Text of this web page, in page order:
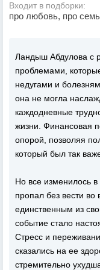
Входит в подборки:
про любовь, про
Ландыш Абдулова с
проблемами,
недугами и
она не могла
каждодневные
жизни. Финансовая
опорой, позволяя
который был так
Но все изменилось в
пропал без вести
единственным из
событие стало
Стресс и
сказались на ее
стремительно